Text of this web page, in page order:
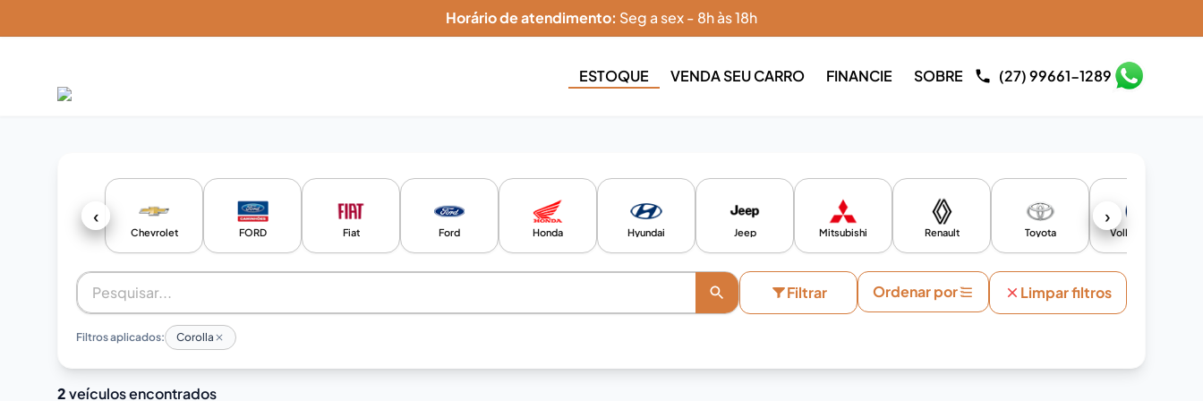
Horário de atendimento: Seg a sex - 8h às 18h
ESTOQUE VENDA SEU CARRO FINANCIE SOBRE (27) 99661-1289
‹ ›
Chevrolet FORD Fiat Ford Honda Hyundai Jeep Mitsubishi Renault Toyota Volkswagen
Filtrar Ordenar por Limpar filtros
Filtros aplicados: Corolla
2veículos encontrados